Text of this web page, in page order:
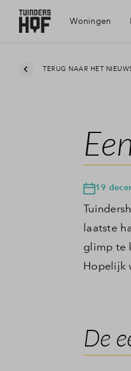
Woningen
TERUG NAAR HET
19
laatste
glimp te
Hopelijk
De